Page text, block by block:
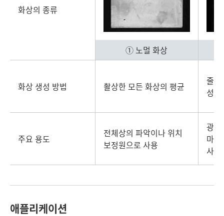
화상의 종류
① 노멀 화상
화상 생성 방법 촬상한 모든 화상의 평균
줄무
성
주요 용도
전체상의 파악이나 위치
보정원으로 사용
광택
마
사용
애플리케이션